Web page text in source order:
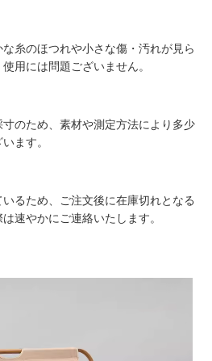
糸のほつれや小さな傷・汚れが見ら
用には問題ございません。
のため、素材や測定方法により多少
ます。
るため、ご注文後に在庫切れとなる
速やかにご連絡いたします。